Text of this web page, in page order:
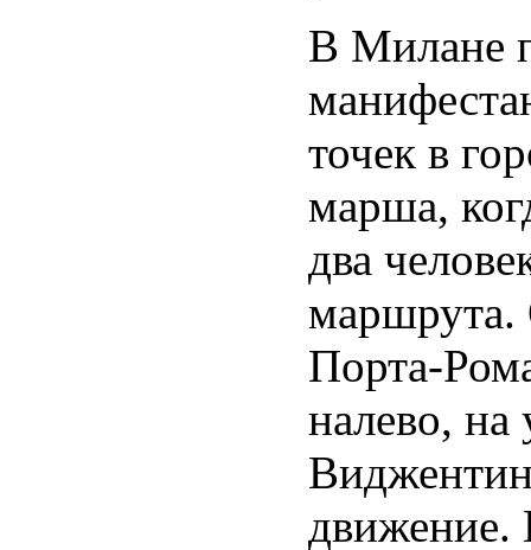
В Милане
точек в
марша,
два
маршрута.
Порта-
налево,
движение.